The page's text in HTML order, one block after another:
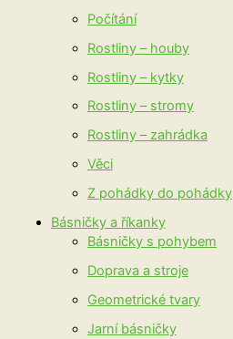
Počítání
Rostliny – houby
Rostliny – kytky
Rostliny – stromy
Rostliny – zahrádka
Věci
Z pohádky do pohádky
Básničky a říkanky
Básničky s pohybem
Doprava a stroje
Geometrické tvary
Jarní básničky